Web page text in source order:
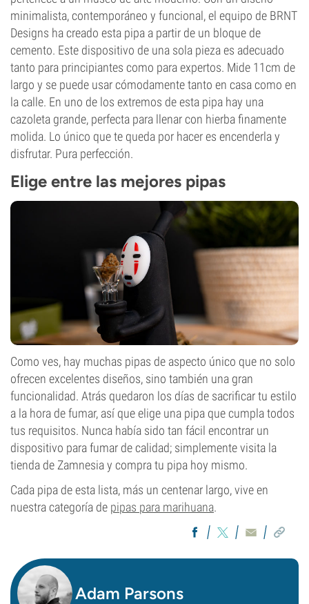
minimalista, contemporáneo y funcional, el equipo de BRNT
Designs ha creado esta pipa a partir de un bloque de
cemento. Este dispositivo de una sola pieza es adecuado
tanto para principiantes como para expertos. Mide 11cm de
largo y se puede usar cómodamente tanto en casa como en
la calle. En uno de los extremos de esta pipa hay una
cazoleta grande, perfecta para llenar con hierba finamente
molida. Lo único que te queda por hacer es encenderla y
disfrutar. Pura perfección.
Elige entre las mejores pipas
Como ves, hay muchas pipas de aspecto único que no solo
ofrecen excelentes diseños, sino también una gran
funcionalidad. Atrás quedaron los días de sacrificar tu estilo
a la hora de fumar, así que elige una pipa que cumpla todos
tus requisitos. Nunca había sido tan fácil encontrar un
dispositivo para fumar de calidad; simplemente visita la
tienda de Zamnesia y compra tu pipa hoy mismo.
Cada pipa de esta lista, más un centenar largo, vive en
nuestra categoría de pipas para marihuana.
Adam Parsons